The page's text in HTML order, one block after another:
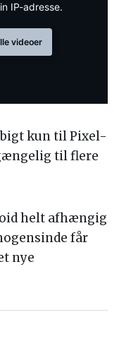
IP-adresse.
videoer
kun til Pixel-
til flere
helt afhængig
får
nye